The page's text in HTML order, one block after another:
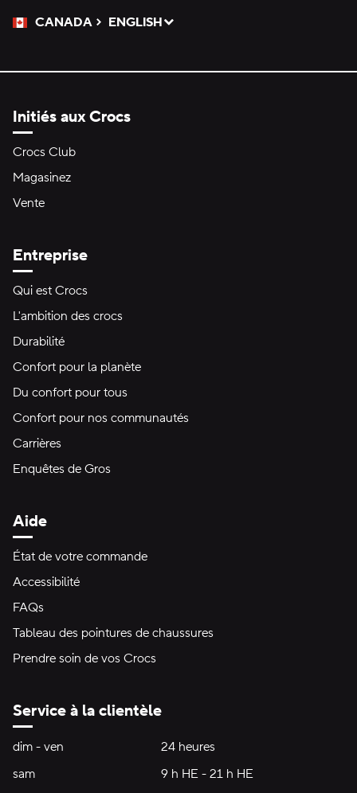
CANADA
Veuillez sélectionner une langue
ENGLISH
Sélectionné
Initiés aux Crocs
Crocs Club
Magasinez
Vente
Entreprise
Qui est Crocs
L'ambition des crocs
Durabilité
Confort pour la planète
Du confort pour tous
Confort pour nos communautés
Carrières
Enquêtes de Gros
Aide
État de votre commande
Accessibilité
FAQs
Tableau des pointures de chaussures
Prendre soin de vos Crocs
Service à la clientèle
Heures d'ouverture:
dim - ven dimanche à vendredi24 heures24 heures
sam
9 h HE - 21 h HE9 h HE - 21 h HE